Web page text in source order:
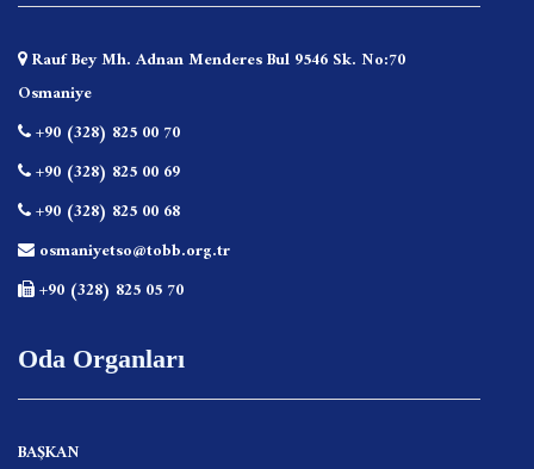
Rauf Bey Mh. Adnan Menderes Bul 9546 Sk. No:70
Osmaniye
+90 (328) 825 00 70
+90 (328) 825 00 69
+90 (328) 825 00 68
osmaniyetso@tobb.org.tr
+90 (328) 825 05 70
Oda Organları
BAŞKAN